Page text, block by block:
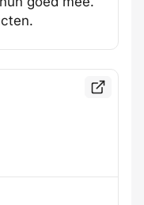
Bekijk